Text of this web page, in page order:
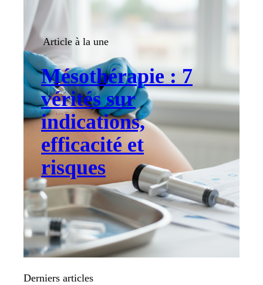
Article à la une
Mésothérapie : 7
vérités sur
indications,
efficacité et
risques
Derniers articles